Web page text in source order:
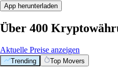
App herunterladen
Über 400
Aktuelle Preise anzeigen
Trending Top Movers